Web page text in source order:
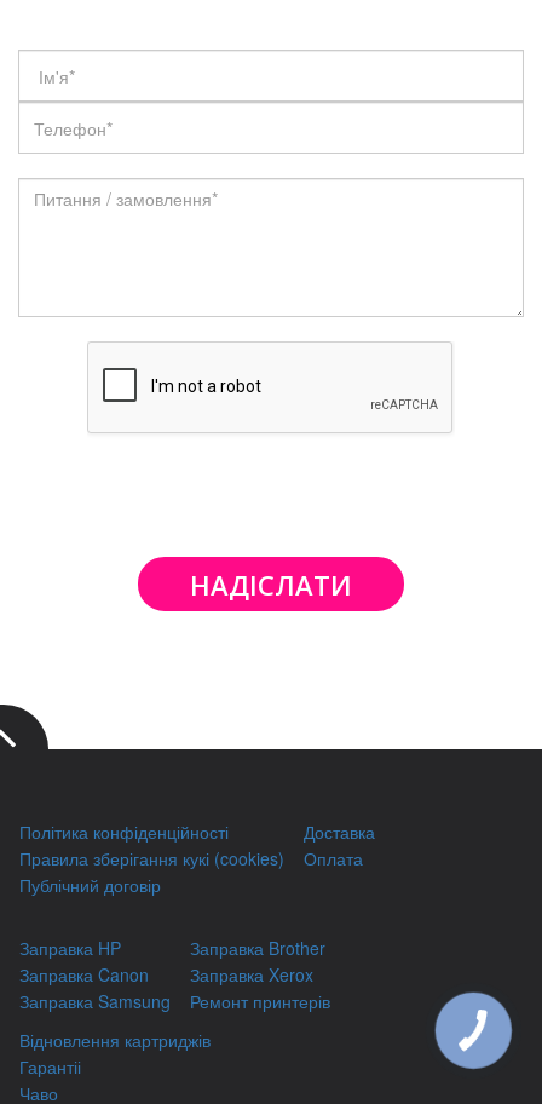
НАДІСЛАТИ
Політика конфіденційності
Правила зберігання кукі (cookies)
Публічний договір
Доставка
Оплата
Заправка HP
Заправка Canon
Заправка Samsung
Заправка Brother
Заправка Xerox
Ремонт принтерів
Відновлення картриджів
Гарантіі
Чаво